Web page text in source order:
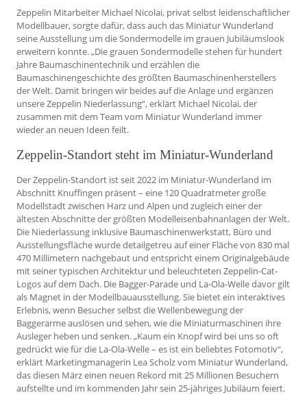
Zeppelin Mitarbeiter Michael Nicolai, privat selbst leidenschaftlicher
Modellbauer, sorgte dafür, dass auch das Miniatur Wunderland
seine Ausstellung um die Sondermodelle im grauen Jubiläumslook
erweitern konnte. „Die grauen Sondermodelle stehen für hundert
Jahre Baumaschinentechnik und erzählen die
Baumaschinengeschichte des größten Baumaschinenherstellers
der Welt. Damit bringen wir beides auf die Anlage und ergänzen
unsere Zeppelin Niederlassung“, erklärt Michael Nicolai, der
zusammen mit dem Team vom Miniatur Wunderland immer
wieder an neuen Ideen feilt.
Zeppelin-Standort steht im Miniatur-Wunderland
Der Zeppelin-Standort ist seit 2022 im Miniatur-Wunderland im
Abschnitt Knuffingen präsent – eine 120 Quadratmeter große
Modellstadt zwischen Harz und Alpen und zugleich einer der
ältesten Abschnitte der größten Modelleisenbahnanlagen der Welt.
Die Niederlassung inklusive Baumaschinenwerkstatt, Büro und
Ausstellungsfläche wurde detailgetreu auf einer Fläche von 830 mal
470 Millimetern nachgebaut und entspricht einem Originalgebäude
mit seiner typischen Architektur und beleuchteten Zeppelin-Cat-
Logos auf dem Dach. Die Bagger-Parade und La-Ola-Welle davor gilt
als Magnet in der Modellbauausstellung. Sie bietet ein interaktives
Erlebnis, wenn Besucher selbst die Wellenbewegung der
Baggerarme auslösen und sehen, wie die Miniaturmaschinen ihre
Ausleger heben und senken. „Kaum ein Knopf wird bei uns so oft
gedrückt wie für die La-Ola-Welle – es ist ein beliebtes Fotomotiv“,
erklärt Marketingmanagerin Lea Scholz vom Miniatur Wunderland,
das diesen März einen neuen Rekord mit 25 Millionen Besuchern
aufstellte und im kommenden Jahr sein 25-jähriges Jubiläum feiert.